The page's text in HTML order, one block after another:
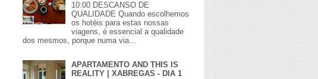
10:00 DESCANSO DE
QUALIDADE Quando escolhemos
os hotéis para estas nossas
viagens, é essencial a qualidade
dos mesmos, porque numa via...
APARTAMENTO AND THIS IS
REALITY | XABREGAS - DIA 1